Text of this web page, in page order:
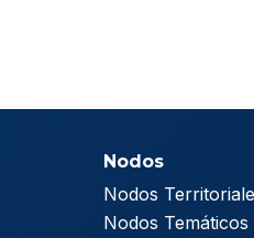
Nodos
Nodos
Nodos Temáticos